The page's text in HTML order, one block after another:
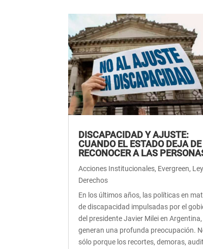
DISCAPACIDAD Y AJUSTE:
CUANDO EL ESTADO DEJA DE
RECONOCER A LAS
Acciones Institucionales, Evergreen,
Derechos
En los últimos años, las políticas en
de discapacidad impulsadas por el
del presidente Javier Milei en Argentina,
generan una profunda preocupación.
sólo porque los recortes, demoras,